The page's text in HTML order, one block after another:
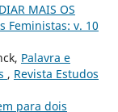
MAIS OS
Feministas: v. 10
Palavra e
, Revista Estudos
para dois